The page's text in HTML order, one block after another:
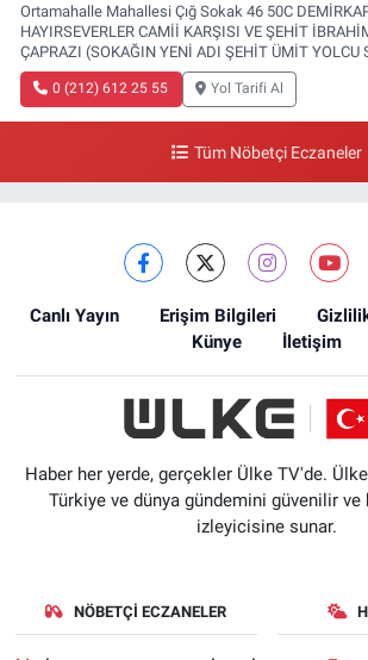
Ortamahalle Mahallesi Çığ Sokak 46 50C
HAYIRSEVERLER CAMİİ KARŞISI VE ŞEHİT
ÇAPRAZI (SOKAĞIN YENİ ADI ŞEHİT ÜMİT YOLCU
0 (212) 612 25 55 Yol Tarifi Al
Tüm Nöbetçi Eczaneler
Canlı Yayın Erişim Bilgileri
Künye
İletişim
Haber her yerde, gerçekler Ülke TV'de.
Türkiye ve dünya gündemini güvenilir ve
izleyicisine sunar.
NÖBETÇI ECZANELER